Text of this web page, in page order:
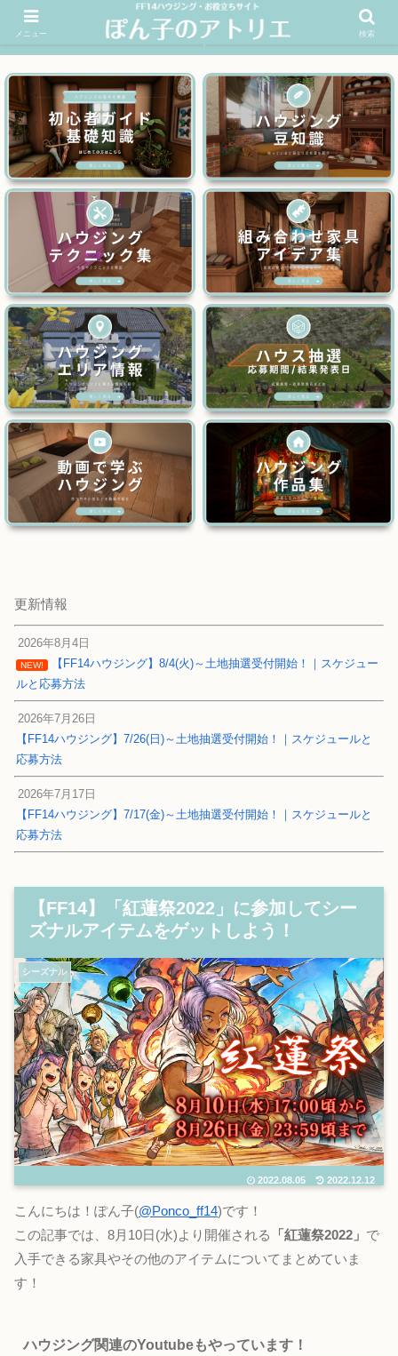
FF14ハウジングお役立ちサイト│ぽん子のアトリエを応援 >>
更新情報
2026年8月4日
NEW!
【FF14ハウジング】8/4(火)～土地抽選受付開始！｜スケジュー
ルと応募方法
2026年7月26日
【FF14ハウジング】7/26(日)～土地抽選受付開始！｜スケジュールと
応募方法
2026年7月17日
【FF14ハウジング】7/17(金)～土地抽選受付開始！｜スケジュールと
応募方法
【FF14】「紅蓮祭2022」に参加してシー
ズナルアイテムをゲットしよう！
シーズナル
2022.08.05 2022.12.12
こんにちは！ぽん子(@Ponco_ff14)です！
この記事では、8月10日(水)より開催される
「紅蓮祭2022」 で
入手できる家具やその他のアイテムについてまとめていま
す！
ハウジング関連のYoutubeもやっています！
メニュー 検索